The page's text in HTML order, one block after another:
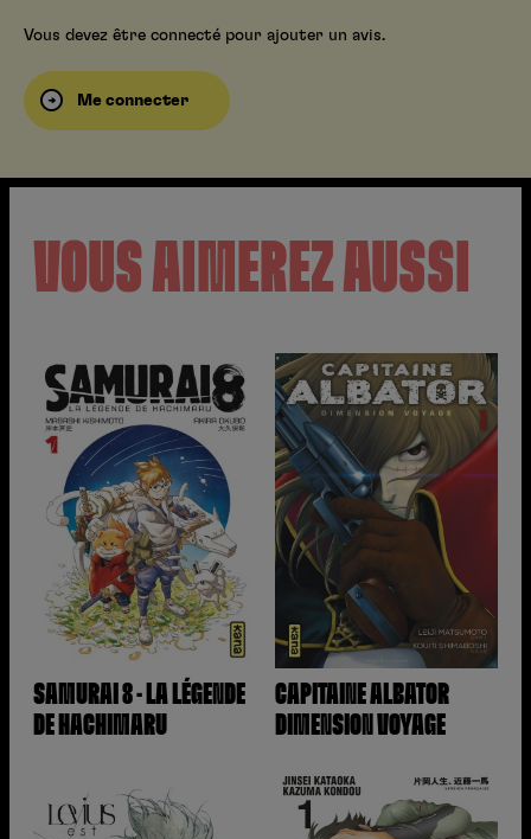
Vous devez être connecté pour ajouter un avis.
Me connecter
VOUS AIMEREZ AUSSI
SAMURAI 8 - LA LÉGENDE
DE HACHIMARU
CAPITAINE ALBATOR
DIMENSION VOYAGE